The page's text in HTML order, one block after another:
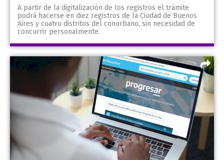
A partir de la digitalización de los registros el trámite
podrá hacerse en diez registros de la Ciudad de Buenos
Aires y cuatro distritos del conurbano, sin necesidad de
concurrir personalmente.